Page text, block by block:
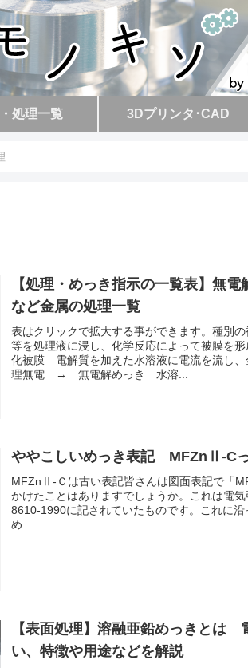
処理一覧 3Dプリンタ･CAD
【処理・めっき指示の一覧表】無
など金属の処理一覧
表はクリックで拡大する事ができます。種
等を処理液に浸し、化学反応によって被膜
化被膜 電解質を加えた水溶液に電流を流し
理無電 → 無電解めっき 水溶...
ややこしいめっき表記 MFZnⅡ-C
MFZnⅡ-Ｃは古い表記皆さんは図面表記で「
かけたことはありますでしょうか。これは電
8610-1990に記されていたものです。これに
め...
【表面処理】溶融亜鉛めっきとは
い、特徴や用途などを解説